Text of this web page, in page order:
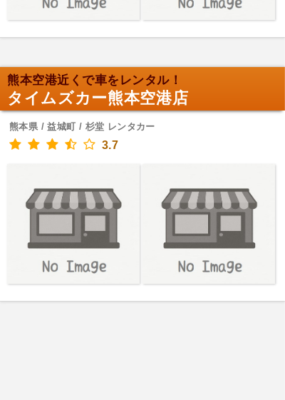
熊本空港近くで車をレンタル！
タイムズカー熊本空港店
熊本県 / 益城町 / 杉堂 レンタカー
3.7